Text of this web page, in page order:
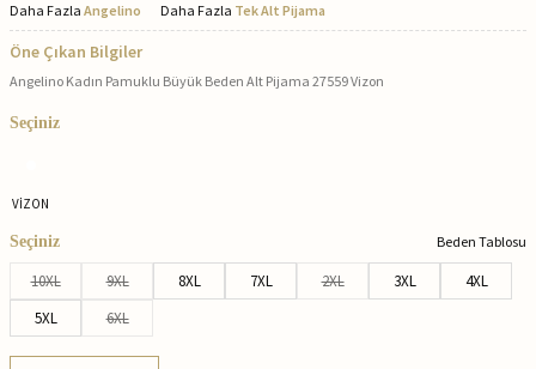
Daha Fazla Angelino Daha Fazla Tek Alt Pijama
Öne Çıkan Bilgiler
Angelino Kadın Pamuklu Büyük Beden Alt Pijama 27559 Vizon
Seçiniz
VİZON
Seçiniz Beden Tablosu
10XL 9XL 8XL 7XL 2XL 3XL
4XL
5XL
6XL